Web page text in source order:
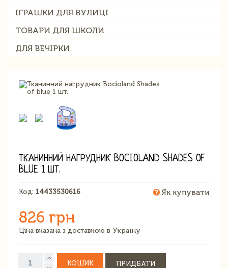
ІГРАШКИ ДЛЯ ВУЛИЦІ
ТОВАРИ ДЛЯ ШКОЛИ
ДЛЯ ВЕЧІРКИ
ТКАНИННИЙ НАГРУДНИК BOCIOLAND SHADES OF
BLUE 1 ШТ.
Код: 14433530616 Як купувати
826 грн
Ціна вказана з доставкою в Україну
КОШИК ПРИДБАТИ